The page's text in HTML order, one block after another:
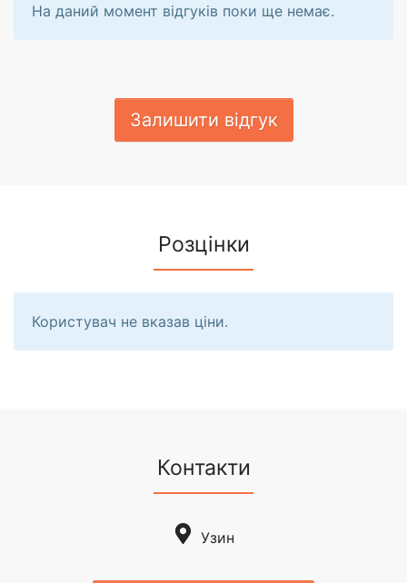
На даний момент відгуків поки ще немає.
Залишити відгук
Розцінки
Користувач не вказав ціни.
Контакти
Узин